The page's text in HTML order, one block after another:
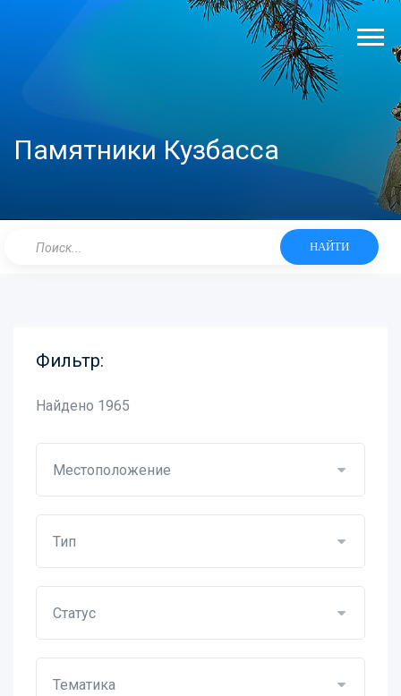
Памятники Кузбасса
НАЙТИ
Фильтр:
Найдено 1965
Местоположение
Тип
Статус
Тематика